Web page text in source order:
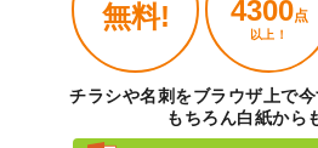
無料! 4300点
以上！
チラシや名刺をブラウザ上で今
もちろん白紙から